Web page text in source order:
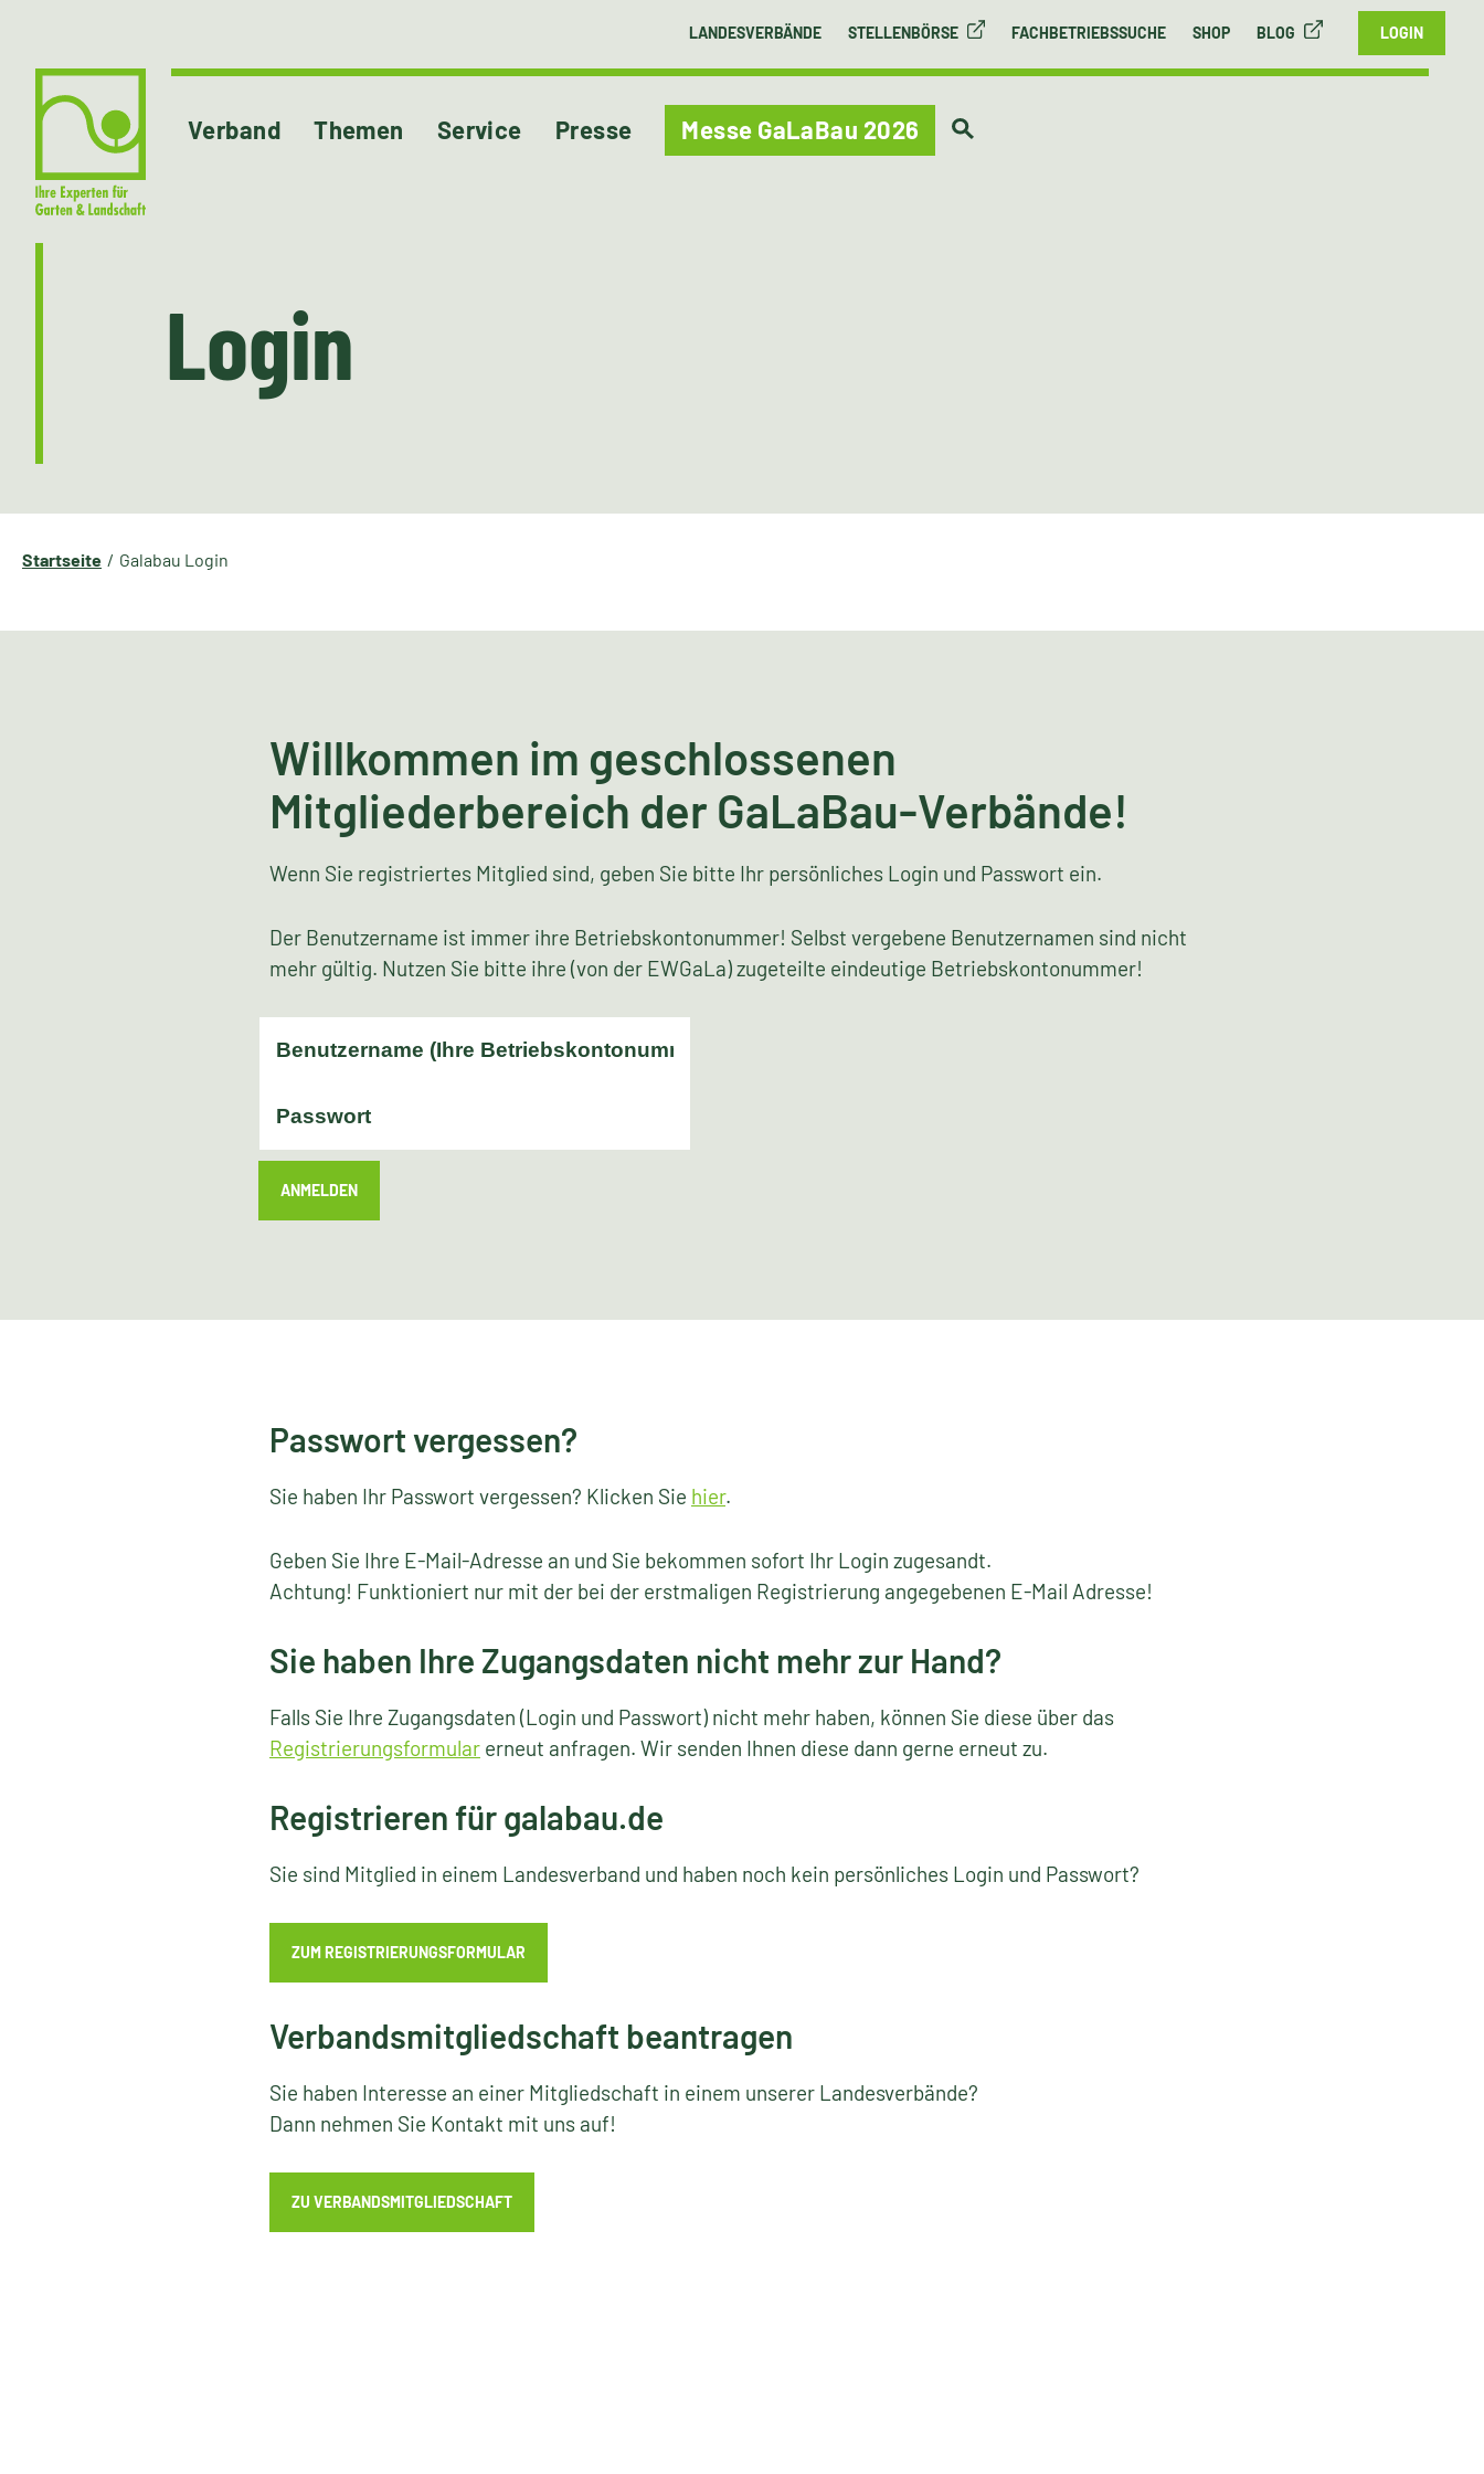
LANDESVERBÄNDE STELLENBÖRSE FACHBETRIEBSSUCHE SHOP BLOG LOGIN
Verband Themen Service Presse Messe GaLaBau 2026
Login
Startseite Galabau Login
Willkommen im geschlossenen
Mitgliederbereich der GaLaBau-Verbände!
Wenn Sie registriertes Mitglied sind, geben Sie bitte Ihr persönliches Login und Passwort ein.
Der Benutzername ist immer ihre Betriebskontonummer! Selbst vergebene Benutzernamen sind nicht
mehr gültig. Nutzen Sie bitte ihre (von der EWGaLa) zugeteilte eindeutige Betriebskontonummer!
ANMELDEN
Passwort vergessen?
Sie haben Ihr Passwort vergessen? Klicken Sie hier.
Geben Sie Ihre E-Mail-Adresse an und Sie bekommen sofort Ihr Login zugesandt.
Achtung! Funktioniert nur mit der bei der erstmaligen Registrierung angegebenen E-Mail Adresse!
Sie haben Ihre Zugangsdaten nicht mehr zur Hand?
Falls Sie Ihre Zugangsdaten (Login und Passwort) nicht mehr haben, können Sie diese über das
Registrierungsformular erneut anfragen. Wir senden Ihnen diese dann gerne erneut zu.
Registrieren für galabau.de
Sie sind Mitglied in einem Landesverband und haben noch kein persönliches Login und Passwort?
ZUM REGISTRIERUNGSFORMULAR
Verbandsmitgliedschaft beantragen
Sie haben Interesse an einer Mitgliedschaft in einem unserer Landesverbände?
Dann nehmen Sie Kontakt mit uns auf!
ZU VERBANDSMITGLIEDSCHAFT